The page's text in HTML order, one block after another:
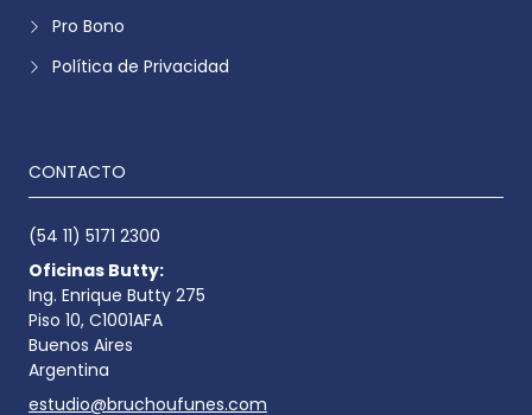
Pro Bono
Política de Privacidad
CONTACTO
(54 11) 5171 2300
Oficinas Butty:
Ing. Enrique Butty 275
Piso 10, C1001AFA
Buenos Aires
Argentina
estudio@bruchoufunes.com